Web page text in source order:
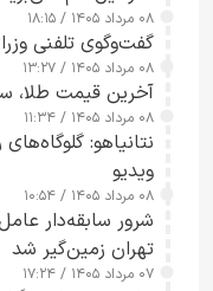
۰۸ مرداد ۱۴۰۵ / ۱۸:۱۵
گفت‌وگوی تلفنی
۰۸ مرداد ۱۴۰۵ / ۱۳:۲۷
آخرین قیمت طلا، سکه
۰۸ مرداد ۱۴۰۵ / ۱۱:۳۴
نتانیاهو:
ویدیو
۰۸ مرداد ۱۴۰۵ / ۱۰:۵۴
شرور سابقه‌دار
تهران زمین‌گیر شد
۰۷ مرداد ۱۴۰۵ / ۱۷:۲۴